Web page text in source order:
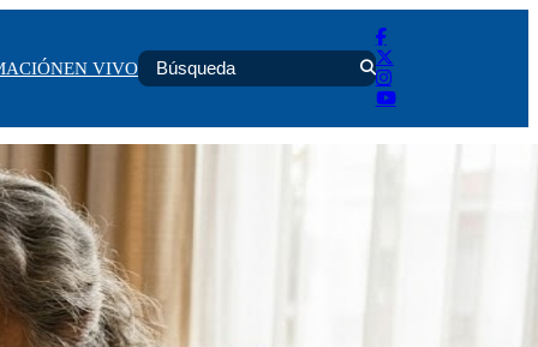
EN VIVO